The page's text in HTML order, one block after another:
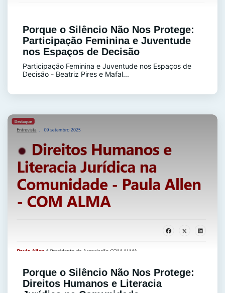
Porque o Silêncio Não Nos Protege:
Participação Feminina e Juventude
nos Espaços de Decisão
Participação Feminina e Juventude nos Espaços de
Decisão - Beatriz Pires e Mafal...
Porque o Silêncio Não Nos Protege:
Direitos Humanos e Literacia